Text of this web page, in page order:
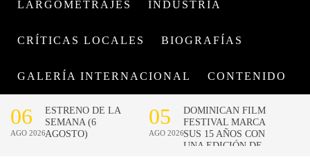
LARGOMETRAJES INDUSTRIA
CRÍTICAS LOCALES BIOGRAFÍAS
GALERÍA INTERNACIONAL CONTENIDO